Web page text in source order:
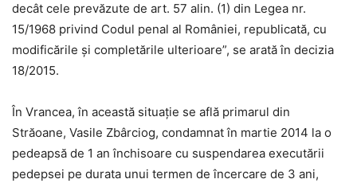
decât cele prevăzute de art. 57 alin. (1) din Legea nr.
15/1968 privind Codul penal al României, republicată, cu
modificările şi completările ulterioare”, se arată în decizia
18/2015.
În Vrancea, în această situaţie se află primarul din
Străoane, Vasile Zbârciog, condamnat în martie 2014 la o
pedeapsă de 1 an închisoare cu suspendarea executării
pedepsei pe durata unui termen de încercare de 3 ani,